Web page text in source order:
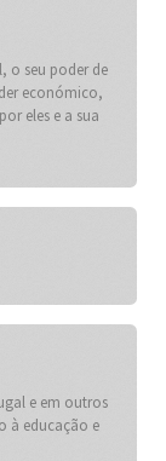
o seu poder de
económico,
eles e a sua
e em outros
à educação e